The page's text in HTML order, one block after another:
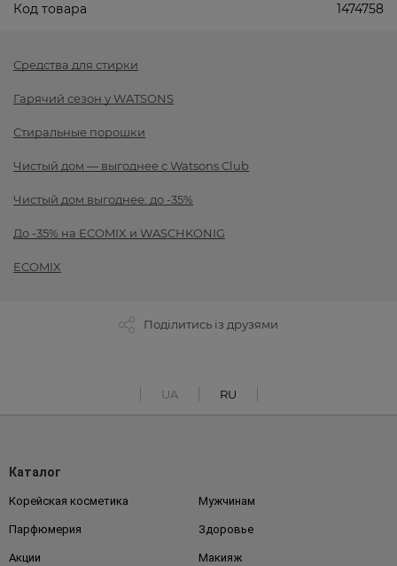
Код товара 1474758
Средства для стирки
Гарячий сезон у WATSONS
Стиральные порошки
Чистый дом — выгоднее с Watsons Club
Чистый дом выгоднее: до -35%
До -35% на ECOMIX и WASCHKONIG
ECOMIX
Поділитись із друзями
UA RU
Каталог
Корейская косметика Мужчинам
Парфюмерия Здоровье
Акции Макияж